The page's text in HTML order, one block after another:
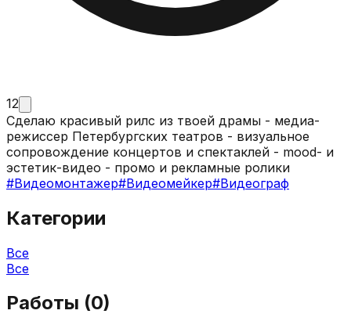
12
Сделаю красивый рилс из твоей драмы - медиа-
режиссер Петербургских театров - визуальное
сопровождение концертов и спектаклей - mood- и
эстетик-видео - промо и рекламные ролики
#Видеомонтажер#Видеомейкер#Видеограф
Категории
Все
Все
Работы (0)